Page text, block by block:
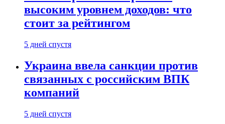
высоким уровнем доходов: что
стоит за рейтингом
5 дней спустя
Украина ввела санкции против
связанных с российским ВПК
компаний
5 дней спустя